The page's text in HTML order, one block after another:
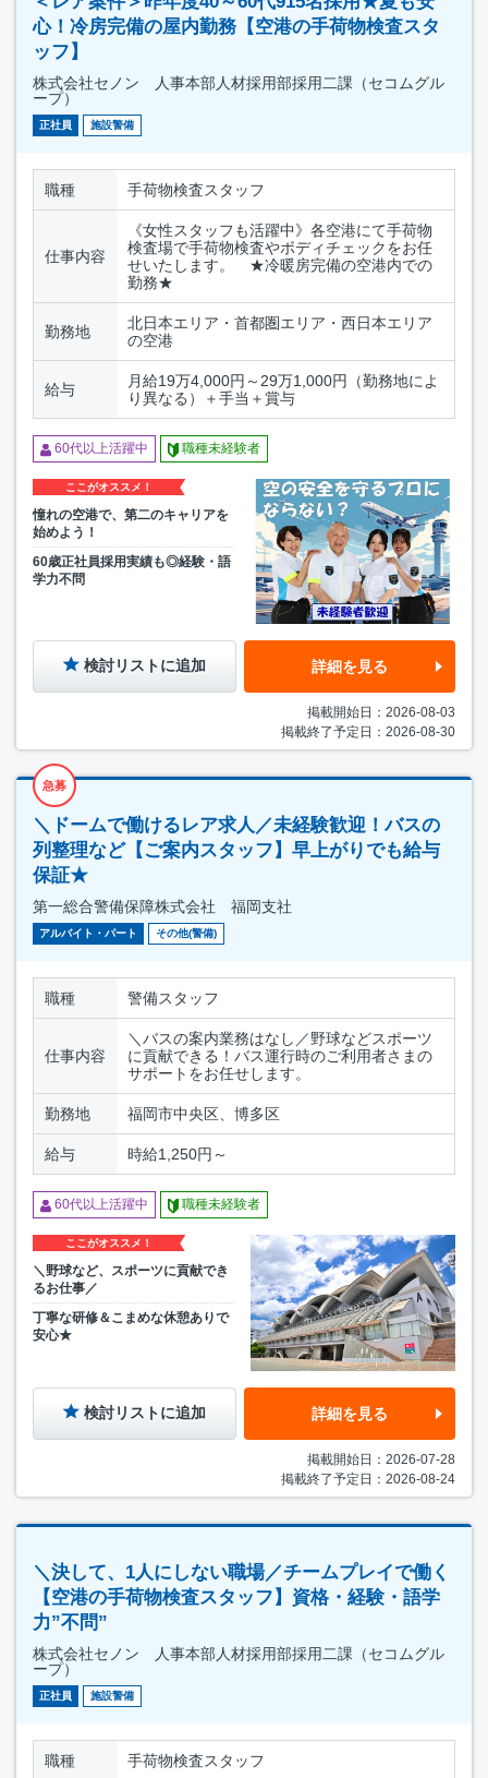
心！冷房完備の屋内勤務【空港の手荷物検査スタ
ッフ】
株式会社セノン 人事本部人材採用部採用二課（セコムグル
ープ）
正社員 施設警備
職種 手荷物検査スタッフ
仕事内容
《女性スタッフも活躍中》各空港にて手荷物
検査場で手荷物検査やボディチェックをお任
せいたします。 ★冷暖房完備の空港内での
勤務★
勤務地
北日本エリア・首都圏エリア・西日本エリア
の空港
給与
月給19万4,000円～29万1,000円（勤務地によ
り異なる）＋手当＋賞与
60代以上活躍中 職種未経験者
ここがオススメ！
憧れの空港で、第二のキャリアを
始めよう！
60歳正社員採用実績も◎経験・語
学力不問
検討リストに追加 詳細を見る
掲載開始日：2026-08-03
掲載終了予定日：2026-08-30
急募
＼ドームで働けるレア求人／未経験歓迎！バスの
列整理など【ご案内スタッフ】早上がりでも給与
保証★
第一総合警備保障株式会社 福岡支社
アルバイト・パート その他(警備)
職種 警備スタッフ
仕事内容
＼バスの案内業務はなし／野球などスポーツ
に貢献できる！バス運行時のご利用者さまの
サポートをお任せします。
勤務地 福岡市中央区、博多区
給与 時給1,250円～
60代以上活躍中 職種未経験者
ここがオススメ！
＼野球など、スポーツに貢献でき
るお仕事／
丁寧な研修＆こまめな休憩ありで
安心★
検討リストに追加 詳細を見る
掲載開始日：2026-07-28
掲載終了予定日：2026-08-24
＼決して、1人にしない職場／チームプレイで働く
【空港の手荷物検査スタッフ】資格・経験・語学
力”不問”
株式会社セノン 人事本部人材採用部採用二課（セコムグル
ープ）
正社員 施設警備
職種 手荷物検査スタッフ